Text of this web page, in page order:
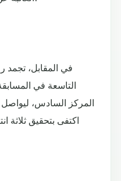
في المقابل، تجمد
المركز السادس، ليواصل
اكتفى بتحقيق ثلاثة